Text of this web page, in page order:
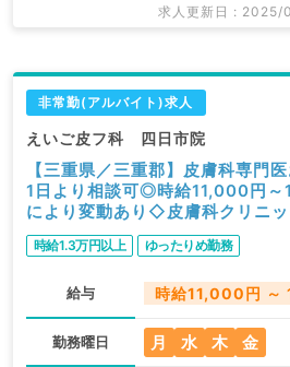
求人更新日 : 2025/
非常勤(アルバイト)求人
えいご皮フ科 四日市院
【三重県／三重郡】皮膚科専門
1日より相談可◎時給11,000円
により変動あり◇皮膚科クリニ
診療のお仕事です（皮膚科／非常
時給1.3万円以上 ゆったりめ勤務
給与 時給11,000円 ～
勤務曜日 月 水 木 金